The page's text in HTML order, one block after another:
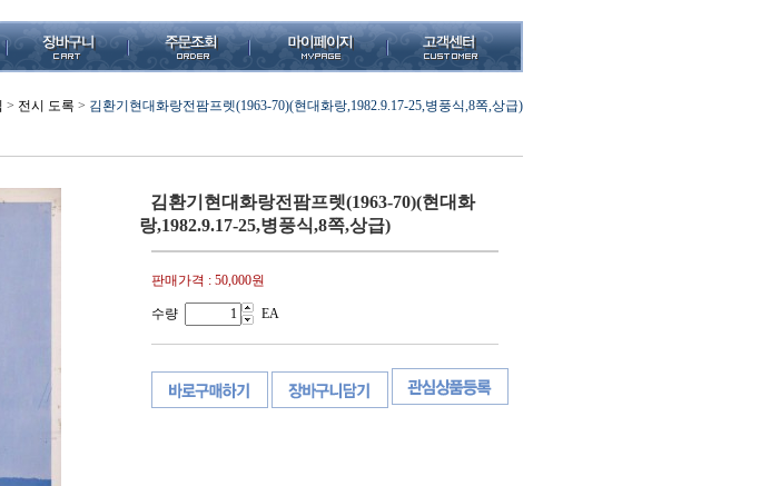
> 전시 도록 > 김환기현대화랑전팜프렛(1963-70)(현대화랑,1982.9.17-25,병풍식,8쪽,상급)
김환기현대화랑전팜프렛(1963-70)(현대화
랑,1982.9.17-25,병풍식,8쪽,상급)
판매가격 : 50,000원
수량 EA